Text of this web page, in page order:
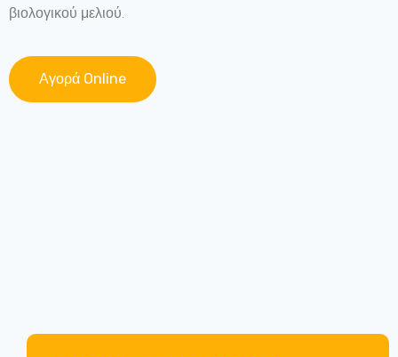
βιολογικού μελιού.
Αγορά Online